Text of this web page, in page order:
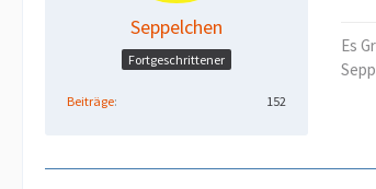
Seppelchen
Fortgeschrittener
Beiträge 152
Es